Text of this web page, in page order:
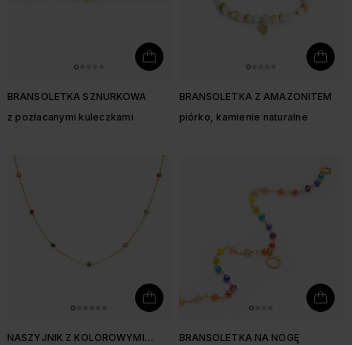
BRANSOLETKA SZNURKOWA
z pozłacanymi kuleczkami
BRANSOLETKA Z AMAZONITEM
piórko, kamienie naturalne
NASZYJNIK Z KOLOROWYMI
BRANSOLETKA NA NOGĘ